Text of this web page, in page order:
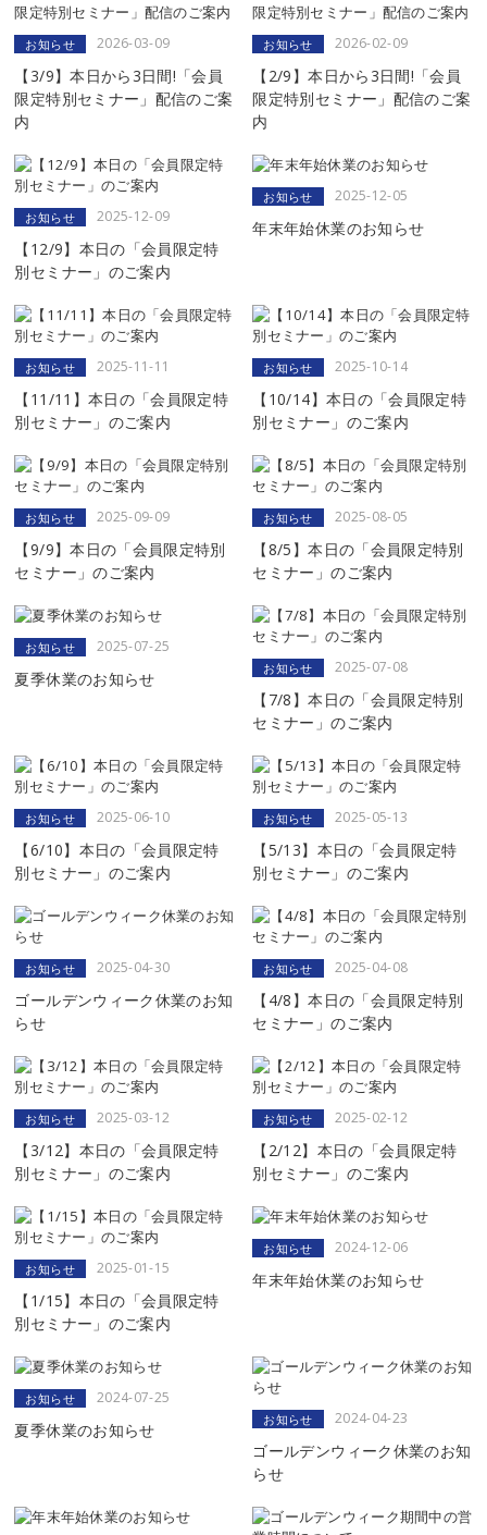
お知らせ 2026-03-09
【3/9】本日から3日間!「会員
限定特別セミナー」配信のご案
内
お知らせ 2026-02-09
【2/9】本日から3日間!「会員
限定特別セミナー」配信のご案
内
お知らせ 2025-12-09
【12/9】本日の「会員限定特
別セミナー」のご案内
お知らせ 2025-12-05
年末年始休業のお知らせ
お知らせ 2025-11-11
【11/11】本日の「会員限定特
別セミナー」のご案内
お知らせ 2025-10-14
【10/14】本日の「会員限定特
別セミナー」のご案内
お知らせ 2025-09-09
【9/9】本日の「会員限定特別
セミナー」のご案内
お知らせ 2025-08-05
【8/5】本日の「会員限定特別
セミナー」のご案内
お知らせ 2025-07-25
夏季休業のお知らせ
お知らせ 2025-07-08
【7/8】本日の「会員限定特別
セミナー」のご案内
お知らせ 2025-06-10
【6/10】本日の「会員限定特
別セミナー」のご案内
お知らせ 2025-05-13
【5/13】本日の「会員限定特
別セミナー」のご案内
お知らせ 2025-04-30
ゴールデンウィーク休業のお知
らせ
お知らせ 2025-04-08
【4/8】本日の「会員限定特別
セミナー」のご案内
お知らせ 2025-03-12
【3/12】本日の「会員限定特
別セミナー」のご案内
お知らせ 2025-02-12
【2/12】本日の「会員限定特
別セミナー」のご案内
お知らせ 2025-01-15
【1/15】本日の「会員限定特
別セミナー」のご案内
お知らせ 2024-12-06
年末年始休業のお知らせ
お知らせ 2024-07-25
夏季休業のお知らせ
お知らせ 2024-04-23
ゴールデンウィーク休業のお知
らせ